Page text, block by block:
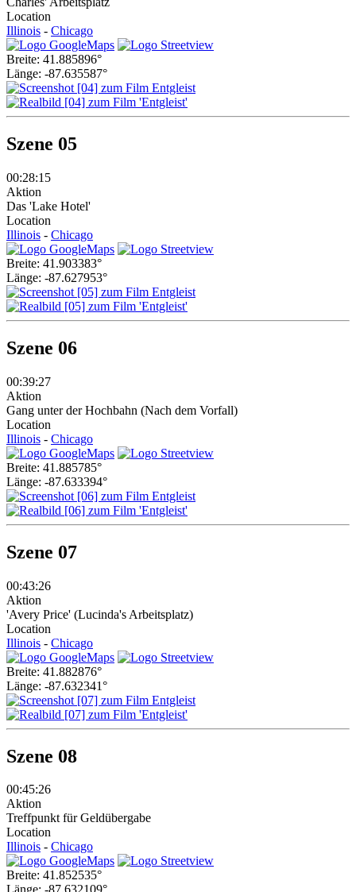
Location
Illinois - Chicago
Breite: 41.885896°
Länge: -87.635587°
Szene 05
00:28:15
Aktion
Das 'Lake Hotel'
Location
Illinois - Chicago
Breite: 41.903383°
Länge: -87.627953°
Szene 06
00:39:27
Aktion
Gang unter der Hochbahn (Nach dem Vorfall)
Location
Illinois - Chicago
Breite: 41.885785°
Länge: -87.633394°
Szene 07
00:43:26
Aktion
'Avery Price' (Lucinda's Arbeitsplatz)
Location
Illinois - Chicago
Breite: 41.882876°
Länge: -87.632341°
Szene 08
00:45:26
Aktion
Treffpunkt für Geldübergabe
Location
Illinois - Chicago
Breite: 41.852535°